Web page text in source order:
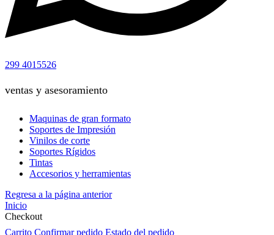
299 4015526
ventas y asesoramiento
Maquinas de gran formato
Soportes de Impresión
Vinilos de corte
Soportes Rígidos
Tintas
Accesorios y herramientas
Regresa a la página anterior
Inicio
Checkout
Carrito Confirmar pedido Estado del pedido